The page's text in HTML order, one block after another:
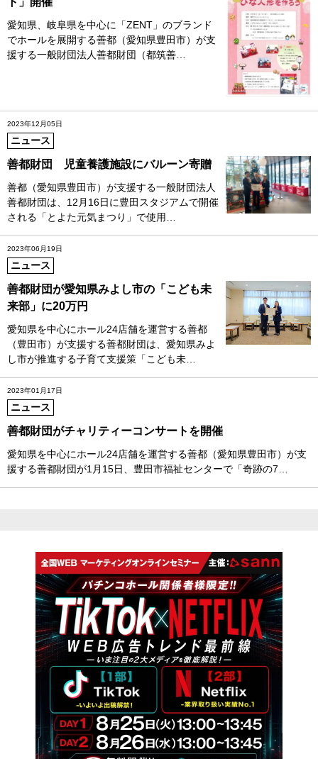
愛知県、岐阜県を中心に「ZENT」のブランド
でホールを展開する善都（愛知県豊田市）が支
援する一般財団法人善都財団（都筑善…
2023年12月05日
ニュース
善都財団 児童養護施設にバルーン寄贈
善都（愛知県豊田市）が支援する一般財団法人
善都財団は、12月16日に豊田スタジアムで開催
される「とよた元気まつり」で使用…
2023年06月19日
ニュース
善都財団が愛知県みよし市の「こども未
来部」に20万円
愛知県を中心にホール24店舗を運営する善都
（豊田市）が支援する善都財団は、愛知県みよ
し市が推進する子育て支援策「こども未…
2023年01月17日
ニュース
善都財団がチャリティーコンサートを開催
愛知県を中心にホール24店舗を運営する善都（愛知県豊田市）が支
援する善都財団が1月15日、豊田市福祉センターで「奇跡の7…